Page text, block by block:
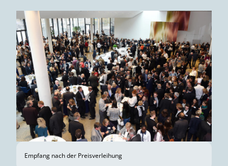
Empfang nach der Preisverleihung